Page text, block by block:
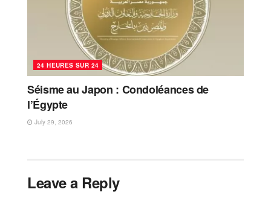
24 HEURES SUR 24
Séisme au Japon : Condoléances de
l’Égypte
July 29, 2026
Leave a Reply